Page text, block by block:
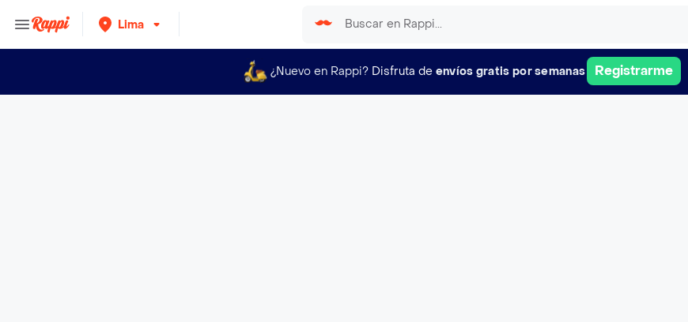
Lima
¿Nuevo en Rappi? Disfruta de envíos gratis por semanas Registrarme